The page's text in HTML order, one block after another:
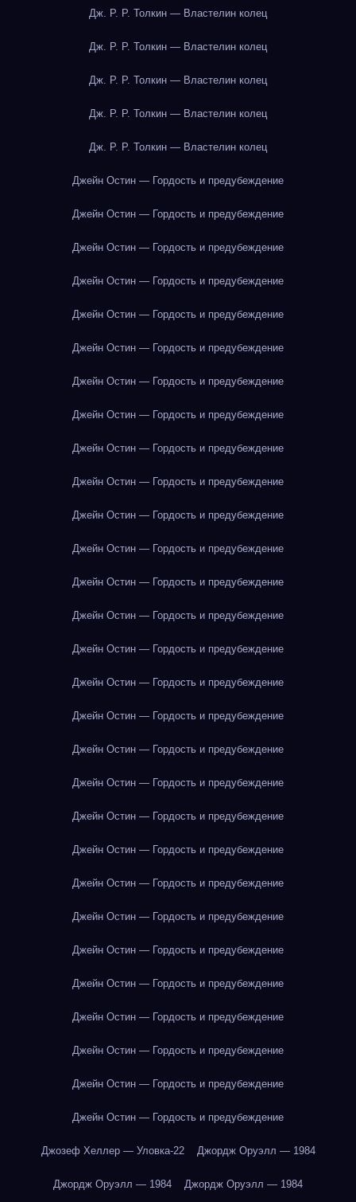
Дж. Р. Р. Толкин — Властелин колец
Дж. Р. Р. Толкин — Властелин колец
Дж. Р. Р. Толкин — Властелин колец
Дж. Р. Р. Толкин — Властелин колец
Дж. Р. Р. Толкин — Властелин колец
Джейн Остин — Гордость и предубеждение
Джейн Остин — Гордость и предубеждение
Джейн Остин — Гордость и предубеждение
Джейн Остин — Гордость и предубеждение
Джейн Остин — Гордость и предубеждение
Джейн Остин — Гордость и предубеждение
Джейн Остин — Гордость и предубеждение
Джейн Остин — Гордость и предубеждение
Джейн Остин — Гордость и предубеждение
Джейн Остин — Гордость и предубеждение
Джейн Остин — Гордость и предубеждение
Джейн Остин — Гордость и предубеждение
Джейн Остин — Гордость и предубеждение
Джейн Остин — Гордость и предубеждение
Джейн Остин — Гордость и предубеждение
Джейн Остин — Гордость и предубеждение
Джейн Остин — Гордость и предубеждение
Джейн Остин — Гордость и предубеждение
Джейн Остин — Гордость и предубеждение
Джейн Остин — Гордость и предубеждение
Джейн Остин — Гордость и предубеждение
Джейн Остин — Гордость и предубеждение
Джейн Остин — Гордость и предубеждение
Джейн Остин — Гордость и предубеждение
Джейн Остин — Гордость и предубеждение
Джейн Остин — Гордость и предубеждение
Джейн Остин — Гордость и предубеждение
Джейн Остин — Гордость и предубеждение
Джейн Остин — Гордость и предубеждение
Джозеф Хеллер — Уловка-22 Джордж Оруэлл — 1984
Джордж Оруэлл — 1984 Джордж Оруэлл — 1984